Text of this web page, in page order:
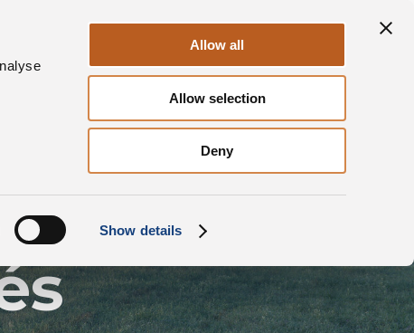
Show details
Allow all
Allow selection
Deny
Contacts